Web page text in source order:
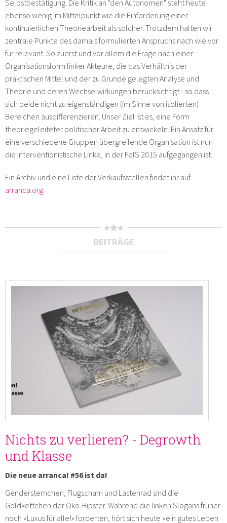
Selbstbestätigung. Die Kritik an "den Autonomen" steht heute
ebenso wenig im Mittelpunkt wie die Einforderung einer
kontinuierlichen Theoriearbeit als solcher. Trotzdem halten wir
zentrale Punkte des damals formulierten Anspruchs nach wie vor
für relevant. So zuerst und vor allem die Frage nach einer
Organisationsform linker Akteure, die das Verhältnis der
praktischen Mittel und der zu Grunde gelegten Analyse und
Theorie und deren Wechselwirkungen berücksichtigt - so dass
sich beide nicht zu eigenständigen (im Sinne von isolierten)
Bereichen ausdifferenzieren. Unser Ziel ist es, eine Form
theoriegeleiteter politischer Arbeit zu entwickeln. Ein Ansatz für
eine verschiedene Gruppen übergreifende Organisation ist nun
die Interventionistische Linke, in der FelS 2015 aufgegangen ist.
Ein Archiv und eine Liste der Verkaufsstellen findet ihr auf
arranca.org
BEITRÄGE
Nichts zu verlieren? - Degrowth
und Klasse
Die neue arranca! #56 ist da!
Gendersternchen, Flugscham und Lastenrad sind die
Goldkettchen der Öko-Hipster. Während die linken Slogans früher
noch «Luxus für alle!» forderten, hört sich heute «ein gutes Leben